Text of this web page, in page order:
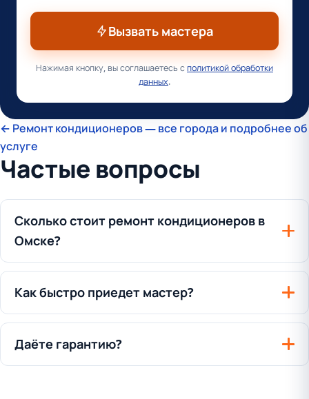
Вызвать мастера
Нажимая кнопку, вы соглашаетесь сполитикой обработки
данных.
← Ремонт кондиционеров — все города и подробнее об
услуге
Частые вопросы
Сколько стоит ремонт кондиционеров в
Омске?
Как быстро приедет мастер?
Даёте гарантию?